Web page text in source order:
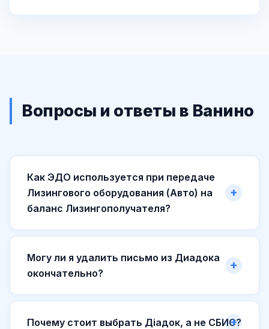
Вопросы и ответы в Ванино
Как ЭДО используется при передаче
Лизингового оборудования (Авто) на
баланс Лизингополучателя?
Могу ли я удалить письмо из Диадока
окончательно?
Почему стоит выбрать Діадок, а не СБИС?